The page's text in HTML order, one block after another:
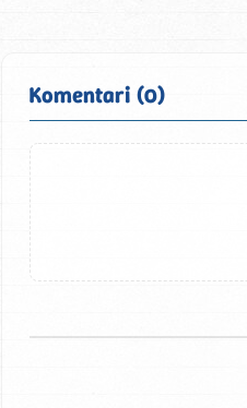
Komentari (0)